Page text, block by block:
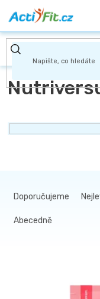
na
obsah
aDoporučujeme
Abecedně